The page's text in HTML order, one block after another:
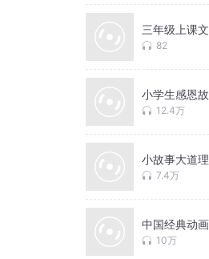
三年级上课文
82
小学生感恩
12.4万
小故事大道理
7.4万
中国经典动
10万